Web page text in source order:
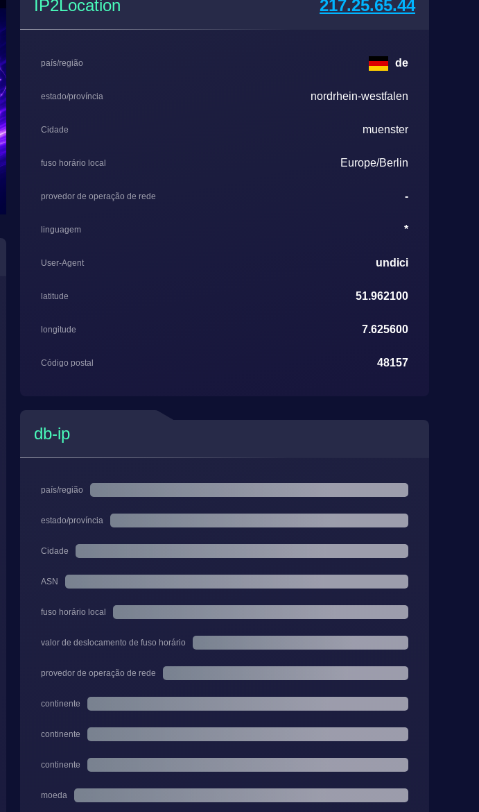
IP2Location 217.25.65.44
país/região de
estado/província nordrhein-westfalen
Cidade muenster
fuso horário local Europe/Berlin
provedor de operação de rede -
linguagem *
User-Agent undici
latitude 51.962100
longitude 7.625600
Código postal 48157
db-ip
país/região
estado/província
Cidade
ASN
fuso horário local
valor de deslocamento de fuso horário
provedor de operação de rede
continente
continente
continente
moeda